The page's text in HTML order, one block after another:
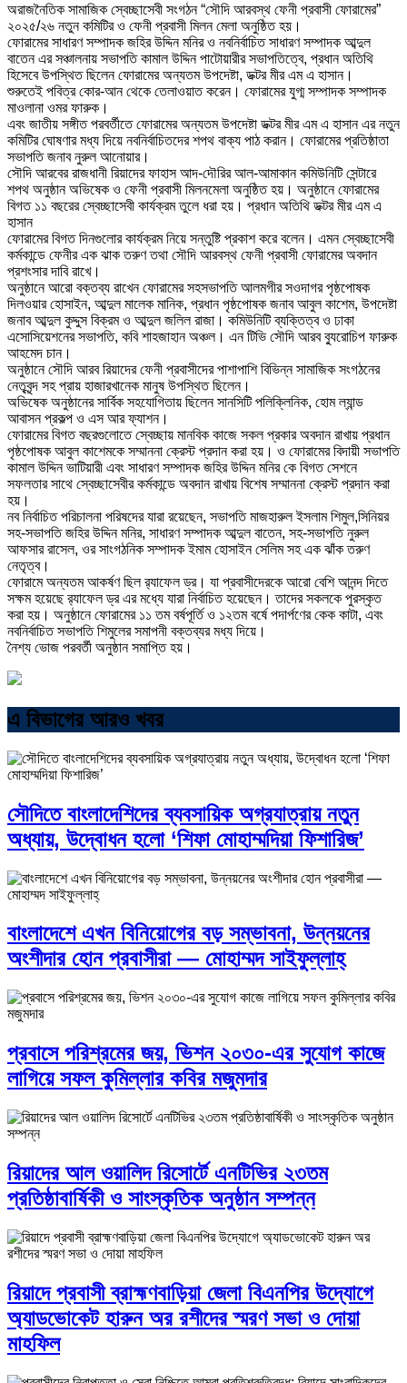
অরাজনৈতিক সামাজিক স্বেচ্ছাসেবী সংগঠন “সৌদি আরবস্থ ফেনী প্রবাসী ফোরামের”
২০২৫/২৬ নতুন কমিটির ও ফেনী প্রবাসী মিলন মেলা অনুষ্ঠিত হয়।
ফোরামের সাধারণ সম্পাদক জহির উদ্দিন মনির ও নবনির্বাচিত সাধারণ সম্পাদক আব্দুল
বাতেন এর সঞ্চালনায় সভাপতি কামাল উদ্দিন পাটোয়ারীর সভাপতিত্বে, প্রধান অতিথি
হিসেবে উপস্থিত ছিলেন ফোরামের অন্যতম উপদেষ্টা, ডক্টর মীর এম এ হাসান।
শুরুতেই পবিত্র কোর-আন থেকে তেলাওয়াত করেন। ফোরামের যুগ্ম সম্পাদক সম্পাদক
মাওলানা ওমর ফারুক।
এবং জাতীয় সঙ্গীত পরবর্তীতে ফোরামের অন্যতম উপদেষ্টা ডক্টর মীর এম এ হাসান এর নতুন
কমিটির ঘোষণার মধ্য দিয়ে নবনির্বাচিতদের শপথ বাক্য পাঠ করান। ফোরামের প্রতিষ্ঠাতা
সভাপতি জনাব নুরুল আনোয়ার।
সৌদি আরবের রাজধানী রিয়াদের ফাহাস আদ-দৌরির আল-আমাকান কমিউনিটি সেন্টারে
শপথ অনুষ্ঠান অভিষেক ও ফেনী প্রবাসী মিলনমেলা অনুষ্ঠিত হয়। অনুষ্ঠানে ফোরামের
বিগত ১১ বছরের স্বেচ্ছাসেবী কার্যক্রম তুলে ধরা হয়। প্রধান অতিথি ডক্টর মীর এম এ
হাসান
ফোরামের বিগত দিনগুলোর কার্যক্রম নিয়ে সন্তুষ্টি প্রকাশ করে বলেন। এমন স্বেচ্ছাসেবী
কর্মকান্ডে ফেনীর এক ঝাক তরুণ তথা সৌদি আরবস্থ ফেনী প্রবাসী ফোরামের অবদান
প্রশংসার দাবি রাখে।
অনুষ্ঠানে আরো বক্তব্য রাখেন ফোরামের সহসভাপতি আলমগীর সওদাগর পৃষ্ঠপোষক
দিলওয়ার হোসাইন, আব্দুল মালেক মানিক, প্রধান পৃষ্ঠপোষক জনাব আবুল কাশেম, উপদেষ্টা
জনাব আব্দুল কুদ্দুস বিক্রম ও আব্দুল জলিল রাজা। কমিউনিটি ব্যক্তিত্ব ও ঢাকা
এসোসিয়েশনের সভাপতি, কবি শাহজাহান অঞ্চল। এন টিভি সৌদি আরব ব্যুরোচিপ ফারুক
আহমেদ চান।
অনুষ্ঠানে সৌদি আরব রিয়াদের ফেনী প্রবাসীদের পাশাপাশি বিভিন্ন সামাজিক সংগঠনের
নেতৃবৃন্দ সহ প্রায় হাজারখানেক মানুষ উপস্থিত ছিলেন।
অভিষেক অনুষ্ঠানের সার্বিক সহযোগিতায় ছিলেন সানসিটি পলিক্লিনিক, হোম ল্যান্ড
আবাসন প্রকল্প ও এস আর ফ্যাশন।
ফোরামের বিগত বছরগুলোতে স্বেচ্ছায় মানবিক কাজে সকল প্রকার অবদান রাখায় প্রধান
পৃষ্ঠপোষক আবুল কাশেমকে সম্মাননা ক্রেস্ট প্রদান করা হয়। ও ফোরামের বিদায়ী সভাপতি
কামাল উদ্দিন ভাটিয়ারী এবং সাধারণ সম্পাদক জহির উদ্দিন মনির কে বিগত সেশনে
সফলতার সাথে স্বেচ্ছাসেবীর কর্মকান্ডে অবদান রাখায় বিশেষ সম্মাননা ক্রেস্ট প্রদান করা
হয়।
নব নির্বাচিত পরিচালনা পরিষদের যারা রয়েছেন, সভাপতি মাজহারুল ইসলাম শিমুল,সিনিয়র
সহ-সভাপতি জহির উদ্দিন মনির, সাধারণ সম্পাদক আব্দুল বাতেন, সহ-সভাপতি নুরুল
আফসার রাসেল, ওর সাংগঠনিক সম্পাদক ইমাম হোসাইন সেলিম সহ এক ঝাঁক তরুণ
নেতৃত্ব।
ফোরামে অন্যতম আকর্ষণ ছিল র‍্যাফেল ড্র। যা প্রবাসীদেরকে আরো বেশি আনন্দ দিতে
সক্ষম হয়েছে র‍্যাফেল ড্র এর মধ্যে যারা নির্বাচিত হয়েছেন। তাদের সকলকে পুরস্কৃত
করা হয়। অনুষ্ঠানে ফোরামের ১১ তম বর্ষপূর্তি ও ১২তম বর্ষে পদার্পণের কেক কাটা, এবং
নবনির্বাচিত সভাপতি শিমুলের সমাপনী বক্তব্যর মধ্য দিয়ে।
নৈশ্য ভোজ পরবর্তী অনুষ্ঠান সমাপ্তি হয়।
এ বিভাগের আরও খবর
সৌদিতে বাংলাদেশিদের ব্যবসায়িক অগ্রযাত্রায় নতুন
অধ্যায়, উদ্বোধন হলো ‘শিফা মোহাম্মদিয়া ফিশারিজ’
বাংলাদেশে এখন বিনিয়োগের বড় সম্ভাবনা, উন্নয়নের
অংশীদার হোন প্রবাসীরা — মোহাম্মদ সাইফুল্লাহ্
প্রবাসে পরিশ্রমের জয়, ভিশন ২০৩০-এর সুযোগ কাজে
লাগিয়ে সফল কুমিল্লার কবির মজুমদার
রিয়াদের আল ওয়ালিদ রিসোর্টে এনটিভির ২৩তম
প্রতিষ্ঠাবার্ষিকী ও সাংস্কৃতিক অনুষ্ঠান সম্পন্ন
রিয়াদে প্রবাসী ব্রাহ্মণবাড়িয়া জেলা বিএনপির উদ্যোগে
অ্যাডভোকেট হারুন অর রশীদের স্মরণ সভা ও দোয়া
মাহফিল